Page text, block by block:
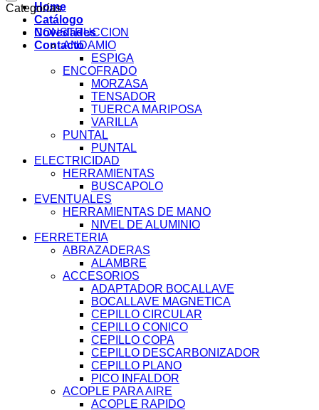
Home
Catálogo
Novedades
Contacto
Categorías
CONSTRUCCION
ANDAMIO
ESPIGA
ENCOFRADO
MORZASA
TENSADOR
TUERCA MARIPOSA
VARILLA
PUNTAL
PUNTAL
ELECTRICIDAD
HERRAMIENTAS
BUSCAPOLO
EVENTUALES
HERRAMIENTAS DE MANO
NIVEL DE ALUMINIO
FERRETERIA
ABRAZADERAS
ALAMBRE
ACCESORIOS
ADAPTADOR BOCALLAVE
BOCALLAVE MAGNETICA
CEPILLO CIRCULAR
CEPILLO CONICO
CEPILLO COPA
CEPILLO DESCARBONIZADOR
CEPILLO PLANO
PICO INFALDOR
ACOPLE PARA AIRE
ACOPLE RAPIDO